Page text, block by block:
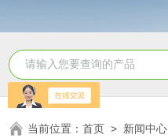
当前位置：首页 > 新闻中心